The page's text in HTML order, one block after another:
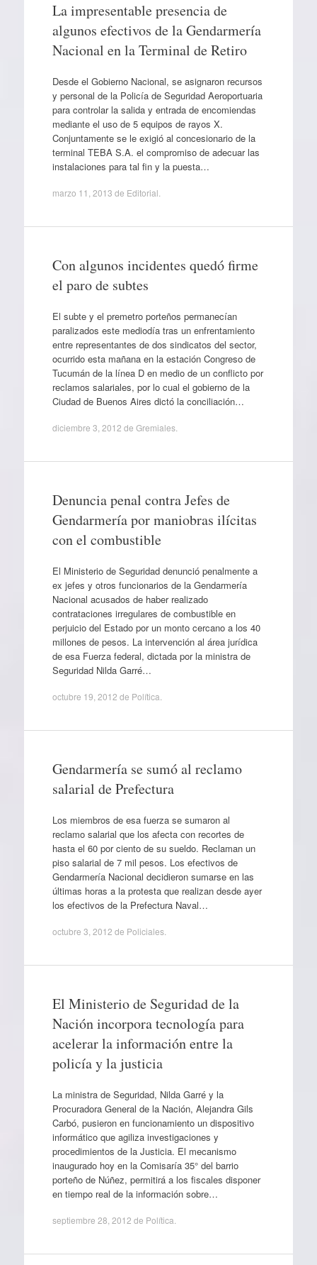
La impresentable presencia de
algunos efectivos de la Gendarmería
Nacional en la Terminal de Retiro
Desde el Gobierno Nacional, se asignaron recursos
y personal de la Policía de Seguridad Aeroportuaria
para controlar la salida y entrada de encomiendas
mediante el uso de 5 equipos de rayos X.
Conjuntamente se le exigió al concesionario de la
terminal TEBA S.A. el compromiso de adecuar las
instalaciones para tal fin y la puesta…
marzo 11, 2013 de Editorial
Con algunos incidentes quedó firme
el paro de subtes
El subte y el premetro porteños permanecían
paralizados este mediodía tras un enfrentamiento
entre representantes de dos sindicatos del sector,
ocurrido esta mañana en la estación Congreso de
Tucumán de la línea D en medio de un conflicto por
reclamos salariales, por lo cual el gobierno de la
Ciudad de Buenos Aires dictó la conciliación…
diciembre 3, 2012 de Gremiales.
Denuncia penal contra Jefes de
Gendarmería por maniobras ilícitas
con el combustible
El Ministerio de Seguridad denunció penalmente a
ex jefes y otros funcionarios de la Gendarmería
Nacional acusados de haber realizado
contrataciones irregulares de combustible en
perjuicio del Estado por un monto cercano a los 40
millones de pesos. La intervención al área jurídica
de esa Fuerza federal, dictada por la ministra de
Seguridad Nilda Garré…
octubre 19, 2012 de Política
Gendarmería se sumó al reclamo
salarial de Prefectura
Los miembros de esa fuerza se sumaron al
reclamo salarial que los afecta con recortes de
hasta el 60 por ciento de su sueldo. Reclaman un
piso salarial de 7 mil pesos. Los efectivos de
Gendarmería Nacional decidieron sumarse en las
últimas horas a la protesta que realizan desde ayer
los efectivos de la Prefectura Naval…
octubre 3, 2012 de Policiales.
El Ministerio de Seguridad de la
Nación incorpora tecnología para
acelerar la información entre la
policía y la justicia
La ministra de Seguridad, Nilda Garré y la
Procuradora General de la Nación, Alejandra Gils
Carbó, pusieron en funcionamiento un dispositivo
informático que agiliza investigaciones y
procedimientos de la Justicia. El mecanismo
inaugurado hoy en la Comisaría 35° del barrio
porteño de Núñez, permitirá a los fiscales disponer
en tiempo real de la información sobre…
septiembre 28, 2012 de Política